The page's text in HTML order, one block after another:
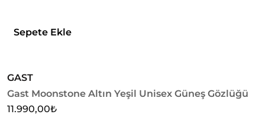
Sepete Ekle
GAST
Gast Moonstone Altın Yeşil Unisex Güneş Gözlüğü
11.990,00₺